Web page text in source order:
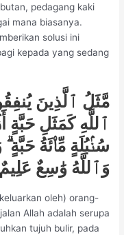
pedagang kaki
mana biasanya.
solusi ini
kepada yang sedang
مَّثَلُ ٱلَّذِينَ
ٱللَّهِ كَمَثَلِ
سُنۢبُلَةٍ مِّا۟ئَةُ
وَٱللَّهُ وَٰسِعٌ عَلِيمٌ
oleh) orang-
Allah adalah serupa
tujuh bulir, pada